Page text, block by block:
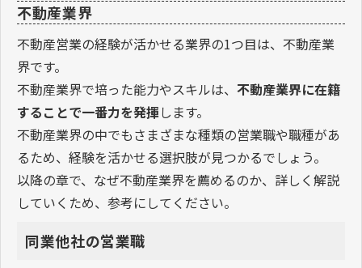
不動産業界
不動産営業の経験が活かせる業界の1つ目は、不動産業
界です。
不動産業界で培った能力やスキルは、 不動産業界に在籍
することで一番力を発揮 します。
不動産業界の中でもさまざまな種類の営業職や職種があ
るため、経験を活かせる選択肢が見つかるでしょう。
以降の章で、なぜ不動産業界を薦めるのか、詳しく解説
していくため、参考にしてください。
同業他社の営業職